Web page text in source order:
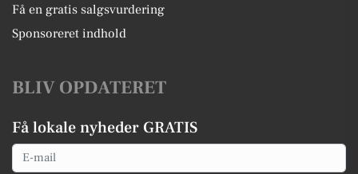
Få en gratis salgsvurdering
Sponsoreret indhold
BLIV OPDATERET
Få lokale nyheder GRATIS
Email